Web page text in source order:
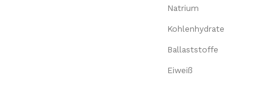
Natrium
Kohlenhydrate
Ballaststoffe
Eiweiß